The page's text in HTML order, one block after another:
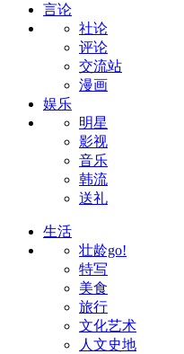
言论
社论
评论
交流站
漫画
娱乐
明星
影视
音乐
韩流
送礼
生活
壮龄go!
特写
美食
旅行
文化艺术
人文史地